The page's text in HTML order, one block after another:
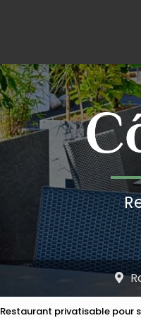
Restaurant privatisable pour